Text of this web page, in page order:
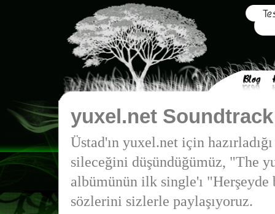
yuxel.net Soundtrack
Üstad'ın yuxel.net için
sileceğini düşündüğümüz, "The
albümünün ilk single'ı "Herşeyde
sözlerini sizlerle paylaşıyoruz.